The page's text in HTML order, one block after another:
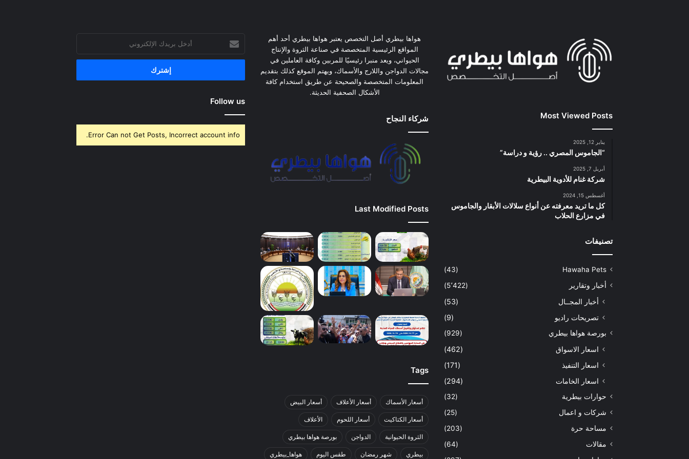
Most Viewed Posts
يناير 12, 2025
“الجاموس المصري .. رؤية و دراسة”
أبريل 7, 2025
شركة غنام للأدوية البيطرية
أغسطس 15, 2024
كل ما تريد معرفته عن أنواع سلالات الأبقار والجاموس
في مزارع الحلاب
تصنيفات
Hawaha Pets
(43)
أخبار وتقارير
(5٬422)
أخبار المجــال
(53)
تصريحات راديو
(9)
بورصة هواها بيطري (929)
اسعار الاسواق
(462)
اسعار التنفيذ
(171)
اسعار الخامات
(294)
حوارات بيطرية
(32)
شركات و اعمال
(25)
مساحة حرة
(203)
مقالات
(64)
هواها بيطري أصل التخصص يعتبر هواها بيطري أحد أهم
المواقع الرئيسية المتخصصة في صناعة الثروة والإنتاج
الحيواني، ويعد منبرا رئيسيًا للمربين وكافة العاملين في
مجالات الدواجن واللارج والأسماك، ويهتم الموقع كذلك بتقديم
المعلومات المتخصصة والصحيحة عن طريق استخدام كافة
الأشكال الصحفية الحديثة.
شركاء النجاح
Last Modified Posts
Tags
أسعار الأسماك أسعار الأعلاف أسعار البيض
أسعار الكتاكيت أسعار اللحوم الأعلاف
الثروة الحيوانية الدواجن بورصة هواها بيطري
بيطري شهر رمضان طقس اليوم هواها_بيطري
بريدك
الإلكتروني
Follow us
Error Can not Get Posts, Incorrect account info.